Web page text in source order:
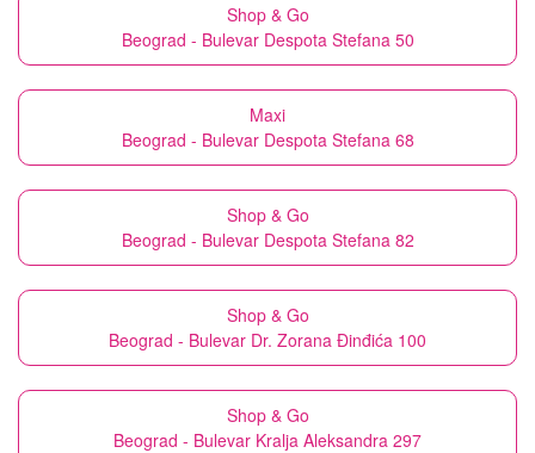
Shop & Go
Beograd - Bulevar Despota Stefana 50
Maxi
Beograd - Bulevar Despota Stefana 68
Shop & Go
Beograd - Bulevar Despota Stefana 82
Shop & Go
Beograd - Bulevar Dr. Zorana Đinđića 100
Shop & Go
Beograd - Bulevar Kralja Aleksandra 297